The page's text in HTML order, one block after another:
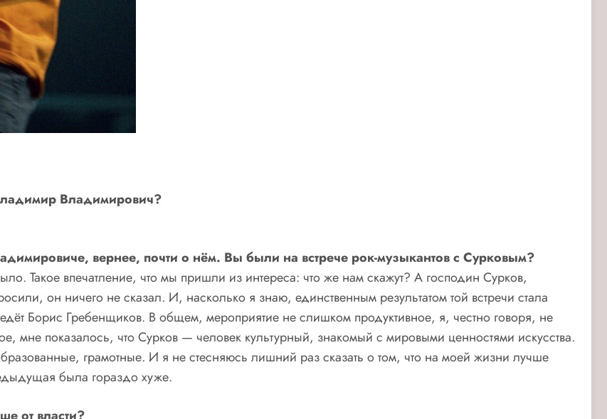
Владимирович?
вернее, почти о нём. Вы были на встрече рок-музыкантов с Сурковым?
Такое впечатление, что мы пришли из интереса: что же нам скажут? А господин Сурков,
он ничего не сказал. И, насколько я знаю, единственным результатом той встречи стала
Борис Гребенщиков. В общем, мероприятие не слишком продуктивное, я, честно говоря, не
мне показалось, что Сурков — человек культурный, знакомый с мировыми ценностями искусства.
грамотные. И я не стесняюсь лишний раз сказать о том, что на моей жизни лучше
была гораздо хуже.
от власти?